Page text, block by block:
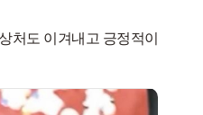
처도 이겨내고 긍정적이